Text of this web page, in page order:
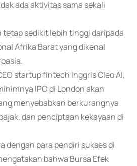
ada aktivitas sama sekali
tetap sedikit lebih tinggi daripada
Afrika Barat yang dikenal
startup fintech Inggris Cleo AI,
IPO di London akan
menyebabkan berkurangnya
dan penciptaan kekayaan di
dengan para pendiri sukses di
bahwa Bursa Efek